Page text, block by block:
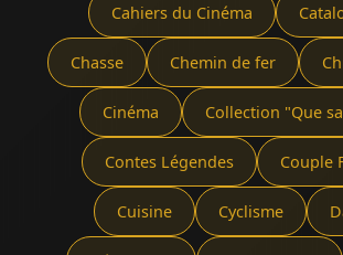
Cahiers du Cinéma
Chasse Chemin de fer
Cinéma Collection "Que
Contes Légendes Couple
Cuisine Cyclisme